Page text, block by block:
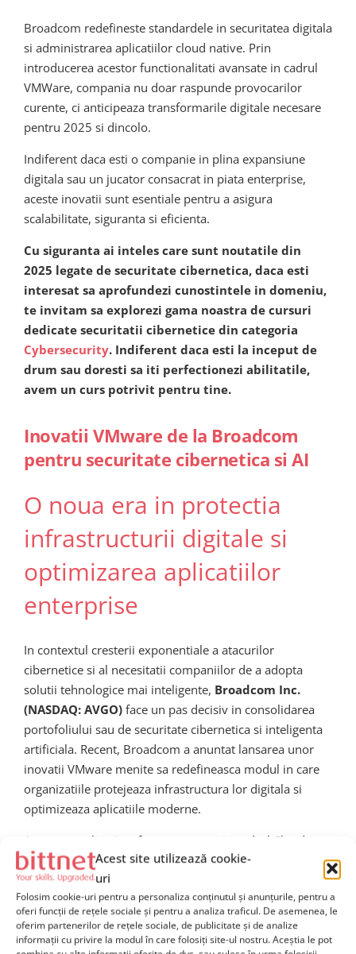
Acest site utilizează cookie-
uri
Folosim cookie-uri pentru a personaliza conținutul și anunțurile, pentru a
oferi funcții de rețele sociale și pentru a analiza traficul. De asemenea, le
oferim partenerilor de rețele sociale, de publicitate și de analize
informații cu privire la modul în care folosiți site-ul nostru. Aceștia le pot
Broadcom redefineste standardele in securitatea digitala
si administrarea aplicatiilor cloud native. Prin
introducerea acestor functionalitati avansate in cadrul
VMWare, compania nu doar raspunde provocarilor
curente, ci anticipeaza transformarile digitale necesare
pentru 2025 si dincolo.
Indiferent daca esti o companie in plina expansiune
digitala sau un jucator consacrat in piata enterprise,
aceste inovatii sunt esentiale pentru a asigura
scalabilitate, siguranta si eficienta.
Cu siguranta ai inteles care sunt noutatile din
2025 legate de securitate cibernetica, daca esti
interesat sa aprofundezi cunostintele in domeniu,
te invitam sa explorezi gama noastra de cursuri
dedicate securitatii cibernetice din categoria
Cybersecurity. Indiferent daca esti la inceput de
drum sau doresti sa iti perfectionezi abilitatile,
avem un curs potrivit pentru tine.
Inovatii VMware de la Broadcom
pentru securitate cibernetica si AI
O noua era in protectia
infrastructurii digitale si
optimizarea aplicatiilor
enterprise
In contextul cresterii exponentiale a atacurilor
cibernetice si al necesitatii companiilor de a adopta
solutii tehnologice mai inteligente, Broadcom Inc.
(NASDAQ: AVGO) face un pas decisiv in consolidarea
portofoliului sau de securitate cibernetica si inteligenta
artificiala. Recent, Broadcom a anuntat lansarea unor
inovatii VMware menite sa redefineasca modul in care
organizatiile protejeaza infrastructura lor digitala si
optimizeaza aplicatiile moderne.
Aceste actualizari au fost prezentate in cadrul Cloud
Native Security Conference, subliniind angajamentul
Broadcom de a oferi o platforma coerenta, simplificata
si puternica care sa le permita companiilor sa adopte
transformarea digitala in siguranta.